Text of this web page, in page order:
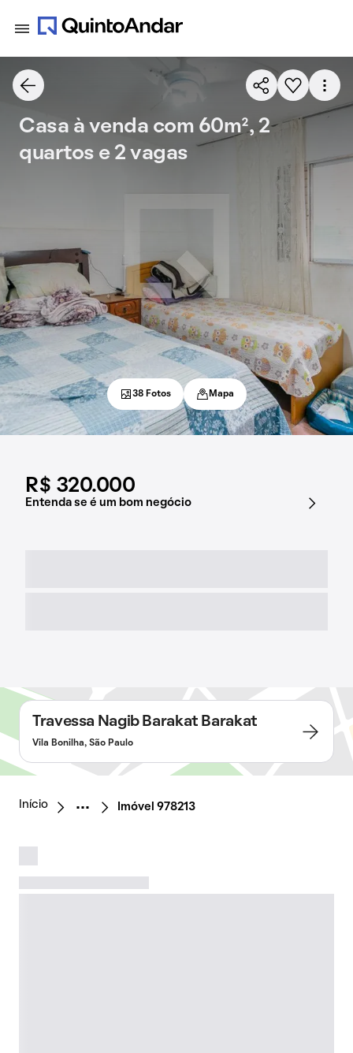
R$ 320.000
Entenda se é um bom negócio
Casa à venda com 60m², 2
quartos e 2 vagas
38 Fotos Mapa
Travessa Nagib Barakat Barakat
Vila Bonilha, São Paulo
Início Imóvel 978213